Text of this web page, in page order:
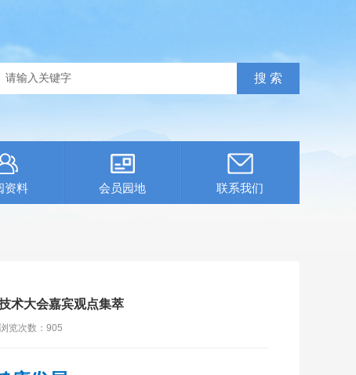
资料 会员园地 联系我们
术大会嘉宾观点集萃
浏览次数： 905